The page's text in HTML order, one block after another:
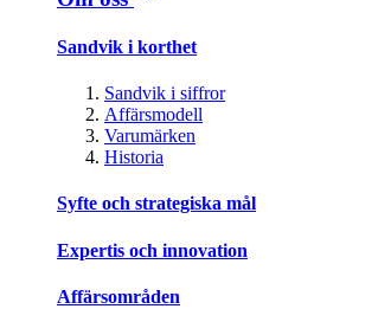
Sandvik i korthet
Sandvik i siffror
Affärsmodell
Varumärken
Historia
Syfte och strategiska mål
Expertis och innovation
Affärsområden